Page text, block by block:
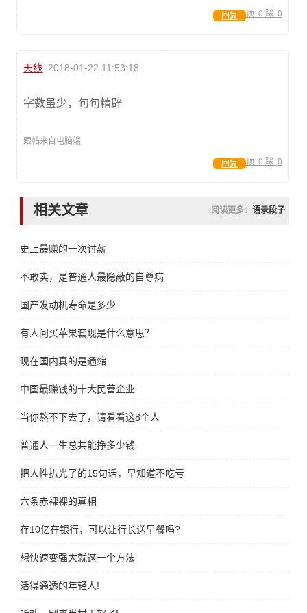
顶: 0 踩: 0
回复
天线 2018-01-22 11:53:18
字数虽少，句句精辟
跟帖来自电脑端
顶: 0 踩: 0
回复
相关文章 阅读更多： 语录段子
史上最赚的一次讨薪
不敢卖，是普通人最隐蔽的自尊病
国产发动机寿命是多少
有人问买苹果套现是什么意思？
现在国内真的是通缩
中国最赚钱的十大民营企业
当你熬不下去了，请看看这8个人
普通人一生总共能挣多少钱
把人性扒光了的15句话，早知道不吃亏
六条赤裸裸的真相
存10亿在银行，可以让行长送早餐吗?
想快速变强大就这一个方法
活得通透的年轻人!